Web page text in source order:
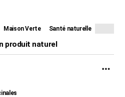
Maison Verte Santé naturelle
produit naturel